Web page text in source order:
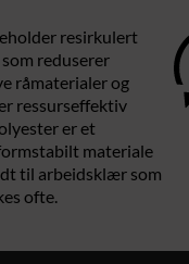
resirkulert
reduserer
råmaterialer og
ressurseffektiv
er et
materiale
til arbeidsklær som
ofte.